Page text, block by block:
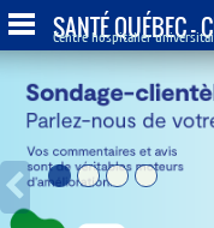
SANTÉ QUÉBEC -
Centre hospitalier